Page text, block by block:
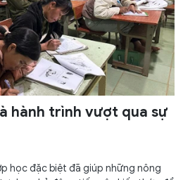
hành trình vượt qua sự
học đặc biệt đã giúp những nông